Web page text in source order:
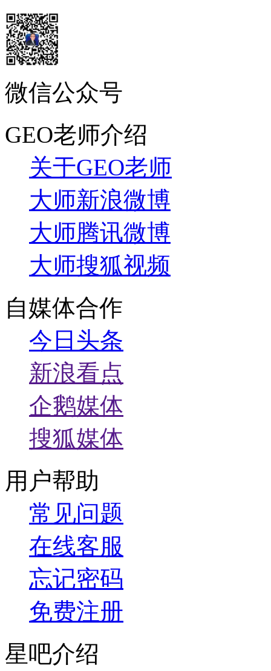
微信公众号
GEO老师介绍
关于GEO老师
大师新浪微博
大师腾讯微博
大师搜狐视频
自媒体合作
今日头条
新浪看点
企鹅媒体
搜狐媒体
用户帮助
常见问题
在线客服
忘记密码
免费注册
星吧介绍